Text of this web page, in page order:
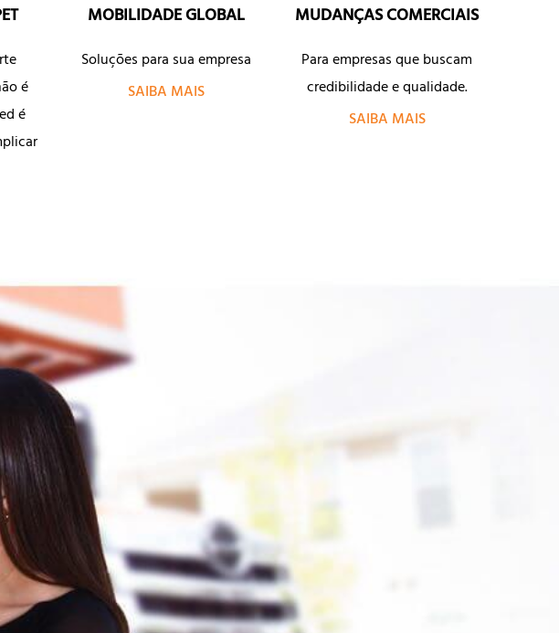
é
é
MOBILIDADE GLOBAL
Soluções para sua empresa
SAIBA MAIS
MUDANÇAS COMERCIAIS
Para empresas que buscam
credibilidade e qualidade.
SAIBA MAIS